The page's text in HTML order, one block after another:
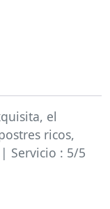
el
ricos,
Servicio : 5/5